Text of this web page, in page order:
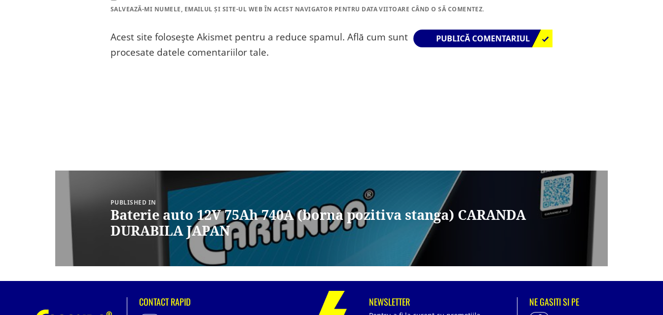
SALVEAZĂ-MI NUMELE, EMAILUL ȘI SITE-UL WEB ÎN ACEST NAVIGATOR PENTRU DATA VIITOARE CÂND O SĂ COMENTEZ.
Acest site folosește Akismet pentru a reduce spamul. Află cum sunt
procesate datele comentariilor tale.
PUBLISHED IN
Baterie auto 12V 75Ah 740A (borna pozitiva stanga) CARANDA
DURABILA JAPAN
CONTACT RAPID NEWSLETTER NE GASITI SI PE